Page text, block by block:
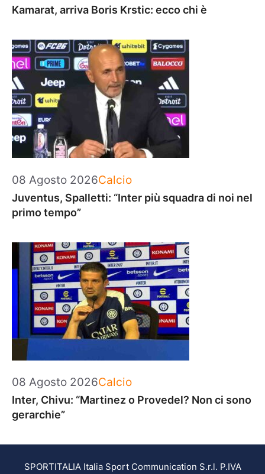
Kamarat, arriva Boris Krstic: ecco chi è
08 Agosto 2026Categorie
Calcio
Juventus, Spalletti: “Inter più squadra di noi nel
primo tempo”
08 Agosto 2026Categorie
Calcio
Inter, Chivu: “Martinez o Provedel? Non ci sono
gerarchie”
SPORTITALIA Italia Sport Communication S.r.l. P.IVA